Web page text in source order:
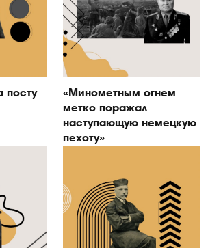
посту
«Минометным огнем
метко поражал
наступающую немецкую
пехоту»